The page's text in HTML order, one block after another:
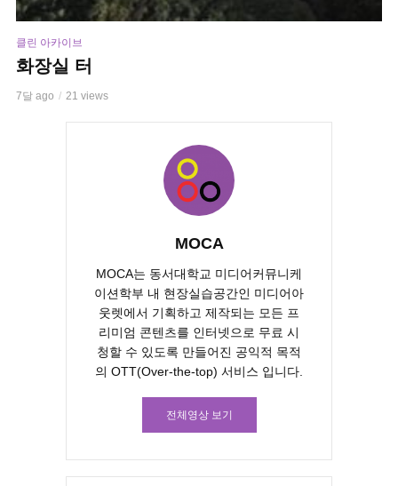
클린 아카이브
화장실 터
7달 ago 21 views
MOCA
MOCA는 동서대학교 미디어커뮤니케
이션학부 내 현장실습공간인 미디어아
웃렛에서 기획하고 제작되는 모든 프
리미엄 콘텐츠를 인터넷으로 무료 시
청할 수 있도록 만들어진 공익적 목적
의 OTT(Over-the-top) 서비스 입니다.
전체영상 보기